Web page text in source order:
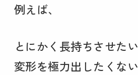
例えば、
とにかく長持ちさせたい
変形を極力出したくない